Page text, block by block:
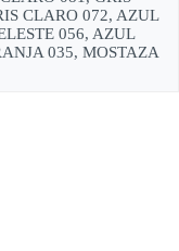
CLARO 072, AZUL
056, AZUL
035, MOSTAZA